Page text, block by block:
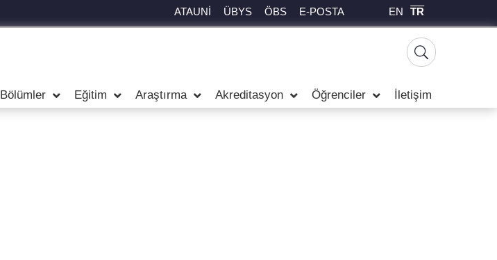
ATAUNİ ÜBYS ÖBS E-POSTA EN TR
Bölümler Eğitim Araştırma Akreditasyon Öğrenciler İletişim